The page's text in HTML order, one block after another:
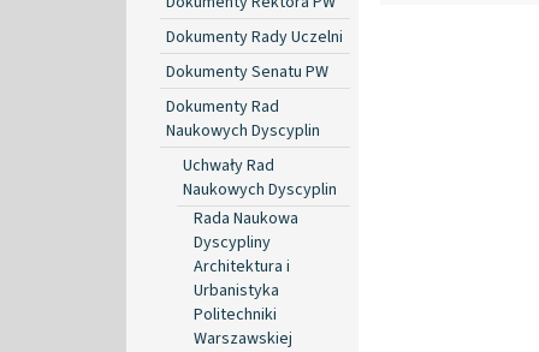
Dokumenty Rady Uczelni
Dokumenty Senatu PW
Dokumenty Rad
Naukowych Dyscyplin
Uchwały Rad
Naukowych Dyscyplin
Rada Naukowa
Dyscypliny
Architektura i
Urbanistyka
Politechniki
Warszawskiej